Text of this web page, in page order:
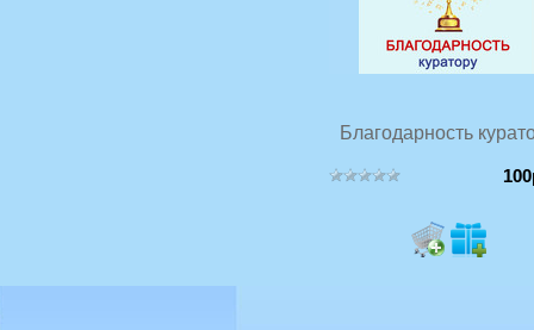
Благодарность